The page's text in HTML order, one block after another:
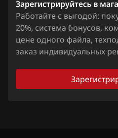
Chrysler
Citroen
Bosch ME17.5.6
Bosch MED(C)17.1-17.5.21
Bosch MED17.1.27
Bosch MED17.1.61(62)
Bosch MED17.5.25
Зарегистрируйтесь в
Работайте с выгодой:
20%, система бонусов,
цене одного файла,
заказ индивидуальных